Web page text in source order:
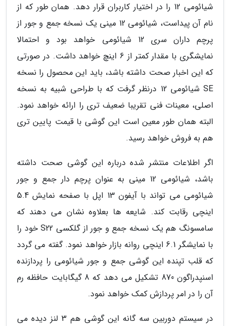
شیائومی 12 را در اختیار کاربران قرار دهد. همان طور که از
نام آن پیداست، شیائومی 12 مینی یک نسخه جمع و جور از
پرچم داران سری 12 شیائومی خواهد بود و احتمالا
نمایشگری با مقدار کمتر از 6 اینچ خواهد داشت. در صورتی
که این اخبار صحت داشته باشد، باید این محصول را نسخه
SE شیائومی 12 درنظر گرفت که با طراحی شبیه به نسخه
اصلی، معینات فنی تقریبا ضعیف تری را ارائه خواهد نمود.
البته همان طور معین است این گوشی با قیمت پایین تری
هم به فروش خواهد رسید.
اگر اطلاعات منتشر شده درباره این گوشی صحت داشته
باشد، شیائومی 12 مینی به عنوان پرچم دار جمع و جور
شیائومی می تواند با آیفون 13 اپل با صفحه نمایش 5.4
اینچی رقابت کند. شایعه ها بعلاوه نشان می دهند که
سامسونگ هم یک نسخه جمع و جور از گلکسی S22 خود را
با نمایشگر 6.1 اینچی روانه بازار خواهد نمود. گفته می گردد
که قلب تپنده این گوشی جمع و جور شیائومی را پردازنده
اسنپدراگون 870 تشکیل می دهد که 8 گیگابایت حافظه رم
آن را در امر پردازش کمک خواهد نمود.
در سیستم دوربین سه گانه این گوشی هم 3 لنز دیده می